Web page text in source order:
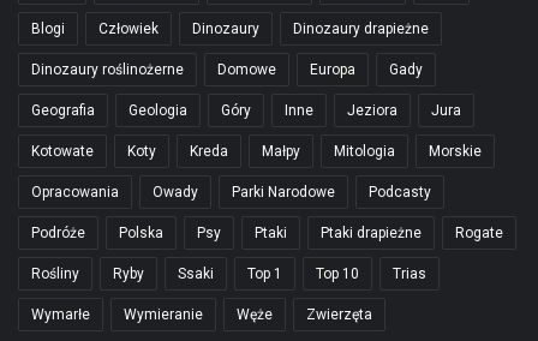
Blogi Człowiek Dinozaury Dinozaury drapieżne
Dinozaury roślinożerne Domowe Europa Gady
Geografia Geologia Góry Inne Jeziora Jura
Kotowate Koty Kreda Małpy Mitologia Morskie
Opracowania Owady Parki Narodowe Podcasty
Podróże Polska Psy Ptaki Ptaki drapieżne Rogate
Rośliny Ryby Ssaki Top 1 Top 10 Trias
Wymarłe Wymieranie Węże Zwierzęta